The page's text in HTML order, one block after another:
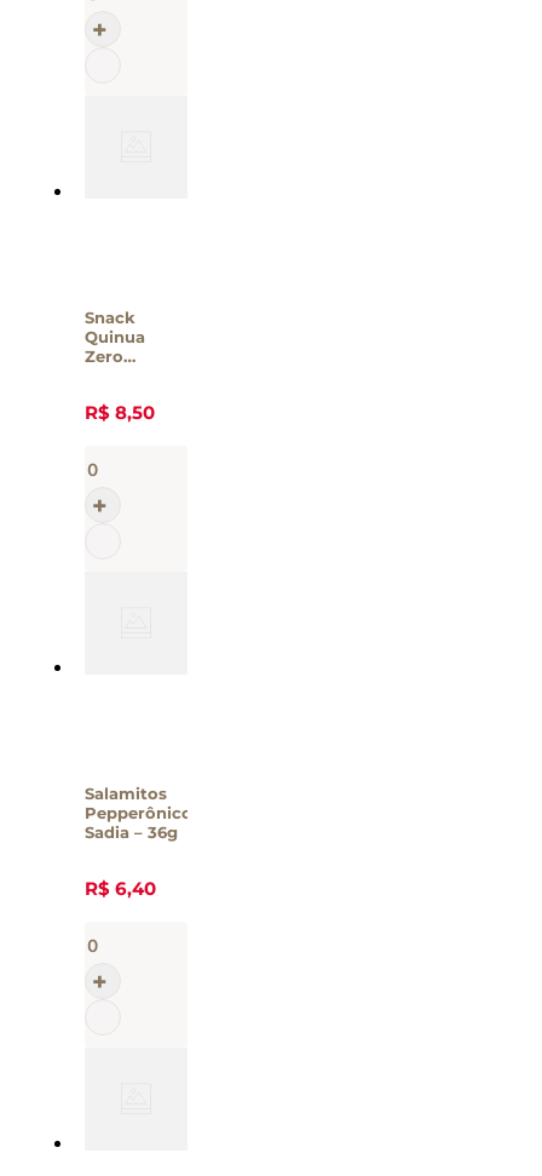
Snack
Quinua
Zero
Chocolate
R$ 8,50
Salamitos
Pepperônico
Sadia – 36g
R$ 6,40